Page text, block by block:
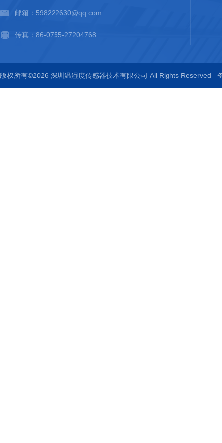
邮箱：598222630@qq.com
传真：86-0755-27204768
版权所有©2026 深圳温湿度传感器技术有限公司 All Rights Reserved